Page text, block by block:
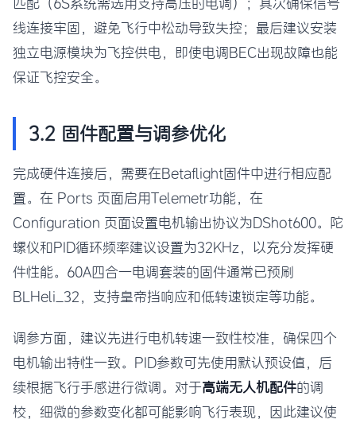
线连接牢固，避免飞行中松动导致失控；最后建议安装
独立电源模块为飞控供电，即使电调BEC出现故障也能
保证飞控安全。
3.2 固件配置与调参优化
完成硬件连接后，需要在Betaflight固件中进行相应配
置。在 Ports 页面启用Telemetr功能，在
Configuration 页面设置电机输出协议为DShot600。陀
螺仪和PID循环频率建议设置为32KHz，以充分发挥硬
件性能。60A四合一电调套装的固件通常已预刷
BLHeli_32，支持皇帝挡响应和低转速锁定等功能。
调参方面，建议先进行电机转速一致性校准，确保四个
电机输出特性一致。PID参数可先使用默认预设值，后
续根据飞行手感进行微调。对于高端无人机配件的调
校，细微的参数变化都可能影响飞行表现，因此建议使